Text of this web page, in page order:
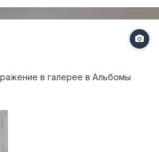
в галерее в Альбомы